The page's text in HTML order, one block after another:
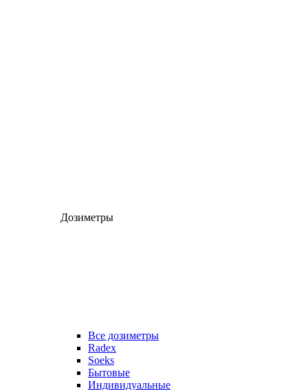
Дозиметры
Все дозиметры
Radex
Soeks
Бытовые
Индивидуальные